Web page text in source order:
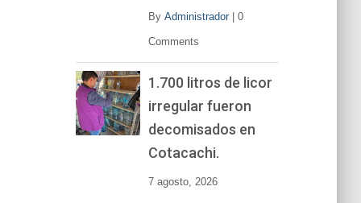
By Administrador| 0
Comments
1.700 litros de licor
irregular fueron
decomisados en
Cotacachi.
7 agosto, 2026